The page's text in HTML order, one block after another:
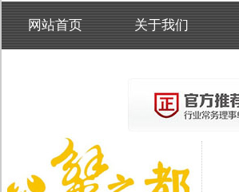
网站首页 关于我们